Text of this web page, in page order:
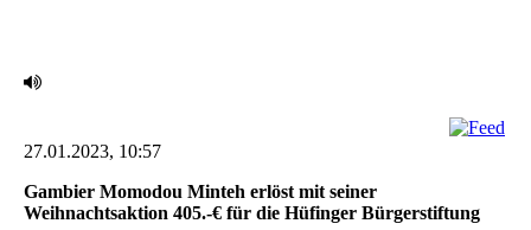
27.01.2023, 10:57
Gambier Momodou Minteh erlöst mit seiner
Weihnachtsaktion 405.-€ für die Hüfinger ‎Bürgerstiftung